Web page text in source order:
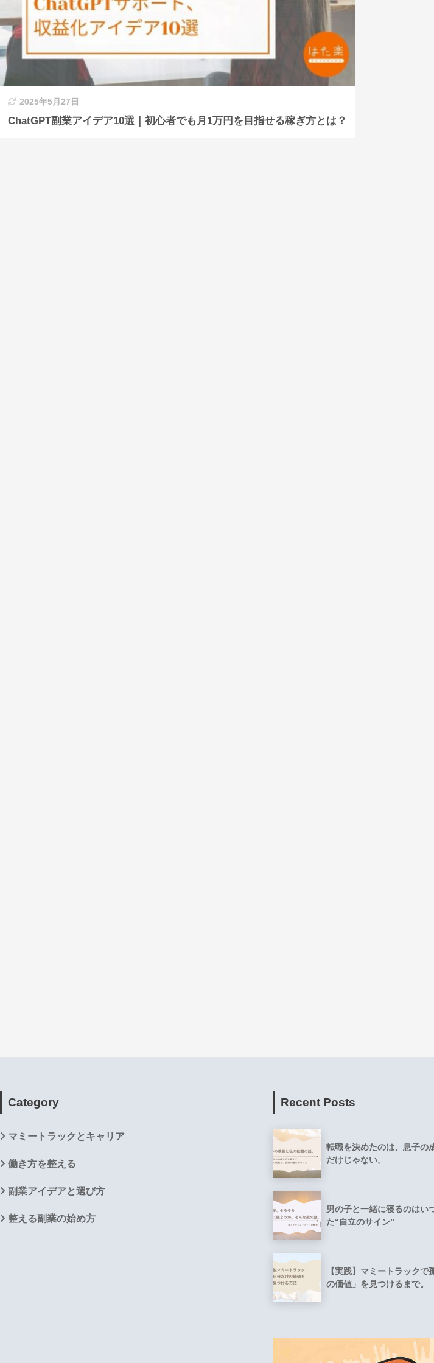
2025年5月27日
ChatGPT副業アイデア10選｜初心者でも月1万円を目指せる稼ぎ方とは？
Category
マミートラックとキャリア
働き方を整える
副業アイデアと選び方
整える副業の始め方
Recent Posts
転職を決めたのは、息子の
だけじゃない。
男の子と一緒に寝るのはい
た“自立のサイン”
【実践】マミートラック
の価値」を見つけるまで。